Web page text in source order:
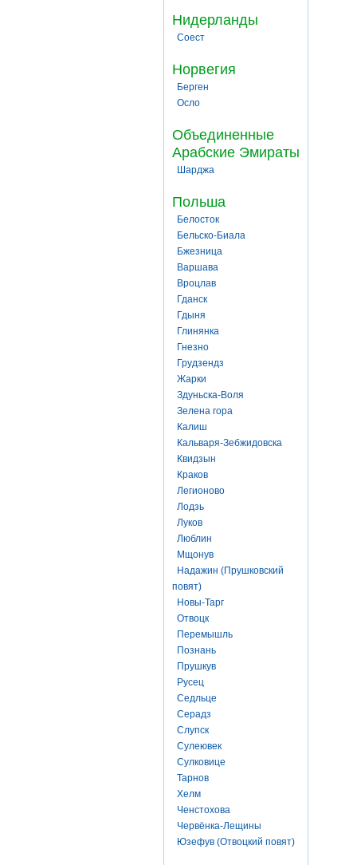
Нидерланды
Соест
Норвегия
Берген
Осло
Объединенные
Арабские Эмираты
Шарджа
Польша
Белосток
Бельско-Биала
Бжезница
Варшава
Вроцлав
Гданск
Гдыня
Глинянка
Гнезно
Грудзендз
Жарки
Здуньска-Воля
Зелена гора
Калиш
Кальваря-Зебжидовска
Квидзын
Краков
Легионово
Лодзь
Луков
Люблин
Мщонув
Надажин (Прушковский
повят)
Новы-Тарг
Отвоцк
Перемышль
Познань
Прушкув
Русец
Седльце
Серадз
Слупск
Сулеювек
Сулковице
Тарнов
Хелм
Ченстохова
Червёнка-Лещины
Юзефув (Отвоцкий повят)